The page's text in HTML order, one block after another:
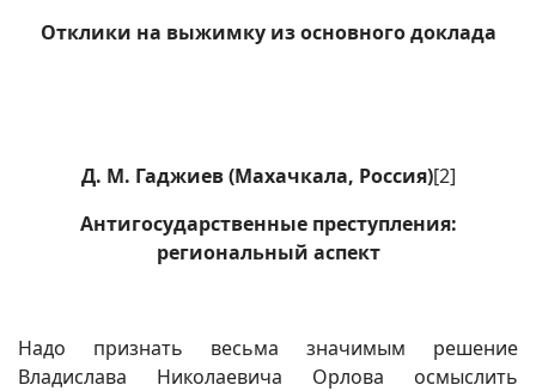
Отклики на выжимку из основного доклада
Д. М. Гаджиев (Махачкала, Россия)[2]
Антигосударственные преступления:
региональный аспект
Надо признать весьма значимым решение
Владислава Николаевича Орлова осмыслить